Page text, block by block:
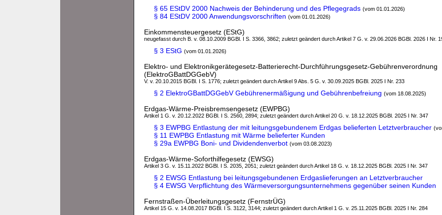
§ 65 EStDV 2000 Nachweis der Behinderung und des Pflegegrads (vom 01.01.2026)
§ 84 EStDV 2000 Anwendungsvorschriften (vom 01.01.2026)
Einkommensteuergesetz (EStG)
neugefasst durch B. v. 08.10.2009 BGBl. I S. 3366, 3862; zuletzt geändert durch Artikel 7 G. v. 29.06.2026 BGBl. 2026 I Nr.
§ 3 EStG (vom 01.01.2026)
Elektro- und Elektronikgerätegesetz-Batterierecht-Durchführungsgesetz-Gebührenverordnung
(ElektroGBattDGGebV)
V. v. 20.10.2015 BGBl. I S. 1776; zuletzt geändert durch Artikel 9 Abs. 5 G. v. 30.09.2025 BGBl. 2025 I Nr. 233
§ 2 ElektroGBattDGGebV Gebührenermäßigung und Gebührenbefreiung (vom 18.08.2025)
Erdgas-Wärme-Preisbremsengesetz (EWPBG)
Artikel 1 G. v. 20.12.2022 BGBl. I S. 2560, 2894; zuletzt geändert durch Artikel 20 G. v. 18.12.2025 BGBl. 2025 I Nr. 347
§ 3 EWPBG Entlastung der mit leitungsgebundenem Erdgas belieferten Letztverbraucher
§ 11 EWPBG Entlastung mit Wärme belieferter Kunden
§ 29a EWPBG Boni- und Dividendenverbot (vom 03.08.2023)
Erdgas-Wärme-Soforthilfegesetz (EWSG)
Artikel 3 G. v. 15.11.2022 BGBl. I S. 2035, 2051; zuletzt geändert durch Artikel 18 G. v. 18.12.2025 BGBl. 2025 I Nr. 347
§ 2 EWSG Entlastung bei leitungsgebundenen Erdgaslieferungen an Letztverbraucher
§ 4 EWSG Verpflichtung des Wärmeversorgungsunternehmens gegenüber seinen Kunden
Fernstraßen-Überleitungsgesetz (FernstrÜG)
Artikel 15 G. v. 14.08.2017 BGBl. I S. 3122, 3144; zuletzt geändert durch Artikel 1 G. v. 25.11.2025 BGBl. 2025 I Nr. 284